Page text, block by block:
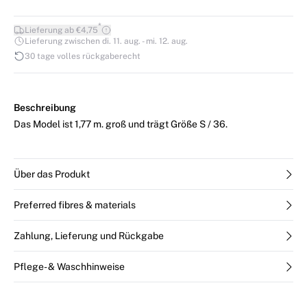
Lieferung ab €4,75*
Lieferung zwischen di. 11. aug. - mi. 12. aug.
30 tage volles rückgaberecht
Beschreibung
Das Model ist 1,77 m. groß und trägt Größe S / 36.
Über das Produkt
Preferred fibres & materials
Zahlung, Lieferung und Rückgabe
Pflege- & Waschhinweise